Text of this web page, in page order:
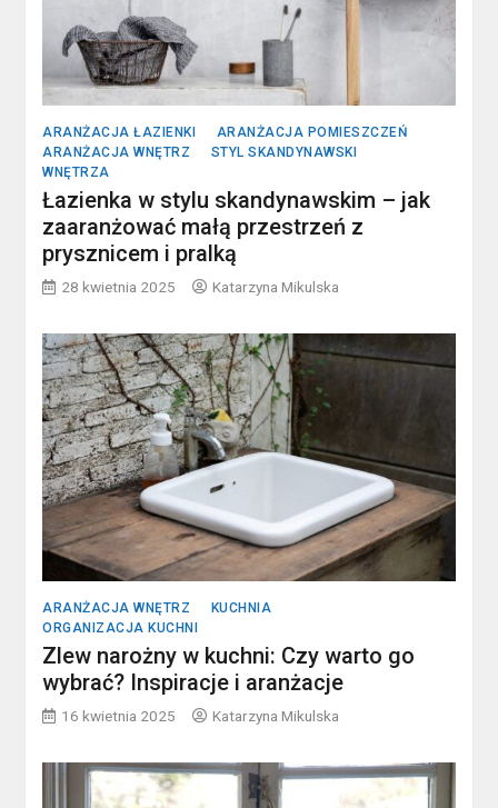
ARANŻACJA ŁAZIENKI
ARANŻACJA POMIESZCZEŃ
ARANŻACJA WNĘTRZ
STYL SKANDYNAWSKI
WNĘTRZA
Łazienka w stylu skandynawskim – jak
zaaranżować małą przestrzeń z
prysznicem i pralką
28 kwietnia 2025 Katarzyna Mikulska
ARANŻACJA WNĘTRZ
KUCHNIA
ORGANIZACJA KUCHNI
Zlew narożny w kuchni: Czy warto go
wybrać? Inspiracje i aranżacje
16 kwietnia 2025 Katarzyna Mikulska